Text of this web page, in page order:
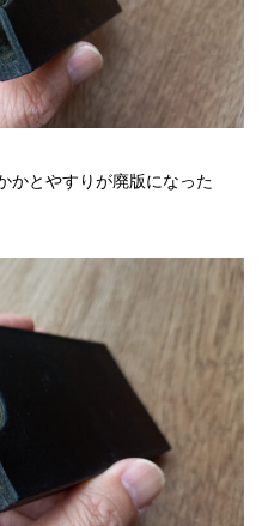
かとやすりが廃版になった